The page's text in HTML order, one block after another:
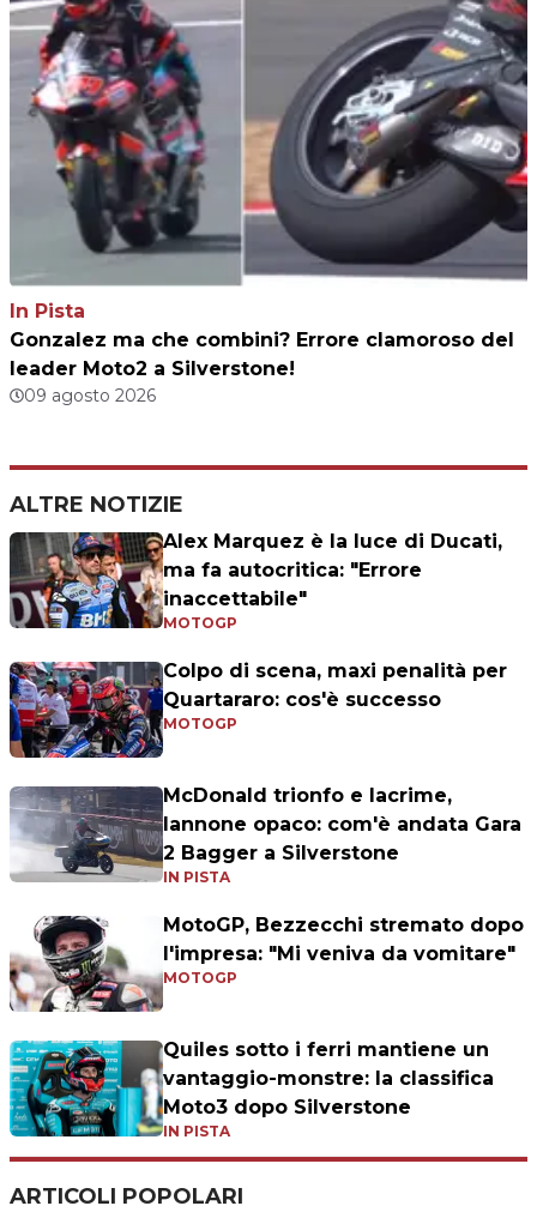
In Pista
Gonzalez ma che combini? Errore clamoroso del
leader Moto2 a Silverstone!
09 agosto 2026
ALTRE NOTIZIE
Alex Marquez è la luce di Ducati,
ma fa autocritica: "Errore
inaccettabile"
MOTOGP
Colpo di scena, maxi penalità per
Quartararo: cos'è successo
MOTOGP
McDonald trionfo e lacrime,
Iannone opaco: com'è andata Gara
2 Bagger a Silverstone
IN PISTA
MotoGP, Bezzecchi stremato dopo
l'impresa: "Mi veniva da vomitare"
MOTOGP
Quiles sotto i ferri mantiene un
vantaggio-monstre: la classifica
Moto3 dopo Silverstone
IN PISTA
ARTICOLI POPOLARI